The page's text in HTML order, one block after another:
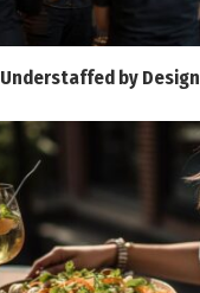
Understaffed by Design